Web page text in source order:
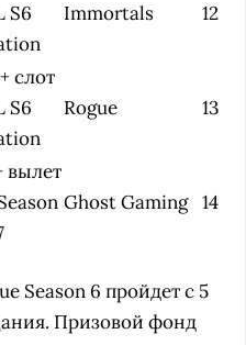
S6
Immortals 12
слот
S6
Rogue 13
вылет
Ghost Gaming 14
Season 6 пройдет с 5
Призовой фонд